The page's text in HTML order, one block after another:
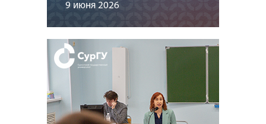
9 июня 2026